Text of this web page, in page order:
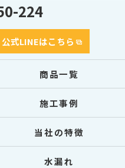
224
公式LINEはこちら
商品一覧
施工事例
当社の特徴
水漏れ